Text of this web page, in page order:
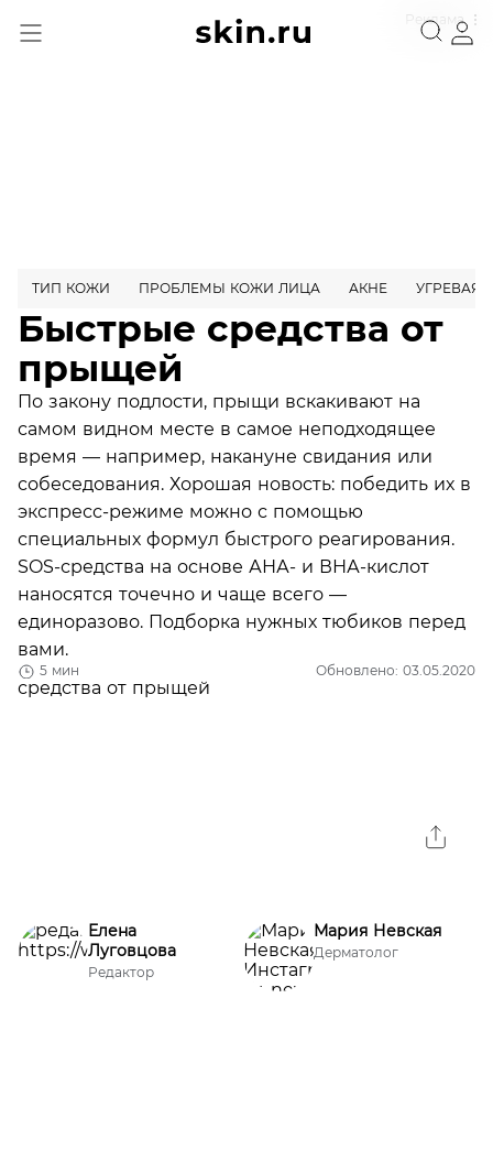
Реклама
5 мин Обновлено: 03.05.2020
ТИП КОЖИ ПРОБЛЕМЫ КОЖИ ЛИЦА АКНЕ УГРЕВАЯ
Быстрые средства от
прыщей
По закону подлости, прыщи вскакивают на
самом видном месте в самое неподходящее
время — например, накануне свидания или
собеседования. Хорошая новость: победить их в
экспресс-режиме можно с помощью
специальных формул быстрого реагирования.
SOS-средства на основе АНА- и ВНА-кислот
наносятся точечно и чаще всего —
единоразово. Подборка нужных тюбиков перед
вами.
Елена
Луговцова
Редактор
Мария Невская
Дерматолог